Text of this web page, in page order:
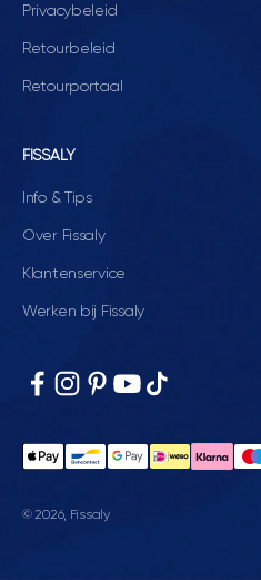
Privacybeleid
Retourbeleid
Retourportaal
FISSALY
Info & Tips
Over Fissaly
Klantenservice
Werken bij Fissaly
© 2026, Fissaly